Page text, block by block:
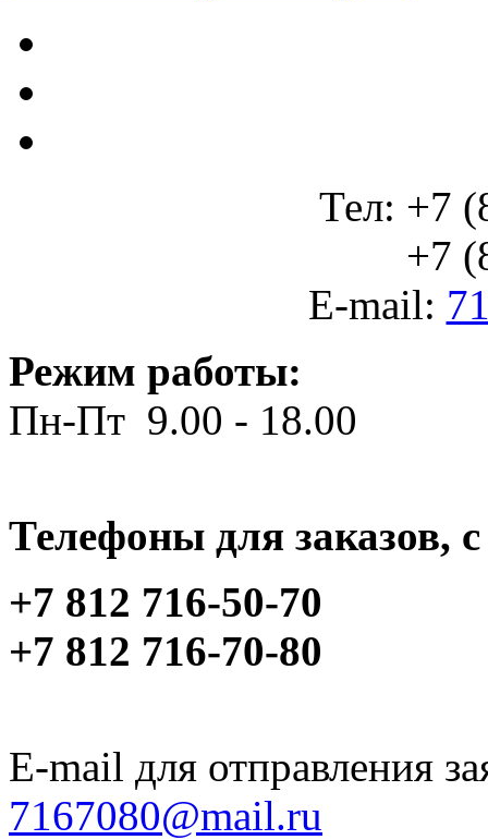
Тел: +7
+7
E-mail:
Режим работы:
Пн-Пт 9.00 - 18.00
Телефоны для заказов,
+7 812 716-50-70
+7 812 716-70-80
E-mail для отправления
7167080@mail.ru